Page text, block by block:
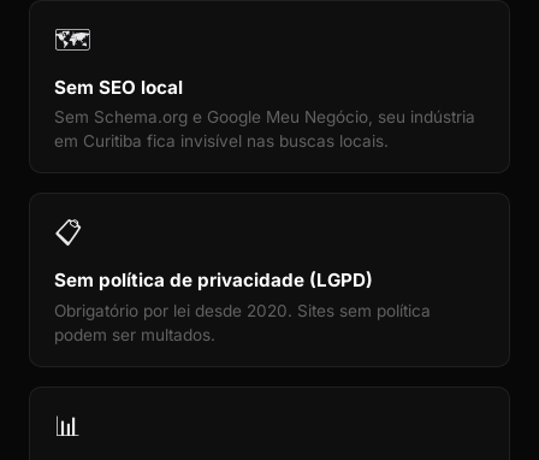
🗺️
Sem SEO local
Sem Schema.org e Google Meu Negócio, seu indústria
em Curitiba fica invisível nas buscas locais.
📋
Sem política de privacidade (LGPD)
Obrigatório por lei desde 2020. Sites sem política
podem ser multados.
📊